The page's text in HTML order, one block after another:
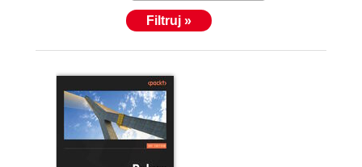
Filtruj »